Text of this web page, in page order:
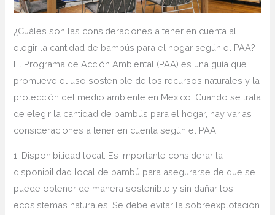
¿Cuáles ​son las consideraciones a tener en cuenta al
elegir la cantidad de bambús para⁤ el hogar según‍ el PAA?
El Programa de Acción Ambiental (PAA) es una guía que
promueve el uso sostenible ‌de ⁤los recursos naturales y la
protección del medio ambiente en México. Cuando se trata
de elegir la cantidad de bambús para el hogar, hay varias
consideraciones a tener en ‍cuenta según el PAA:
1. Disponibilidad ‍local: Es​ importante considerar la
disponibilidad local de bambú para asegurarse de que se
‌puede obtener ​de manera sostenible y sin dañar los
ecosistemas naturales. Se debe evitar la sobreexplotación​